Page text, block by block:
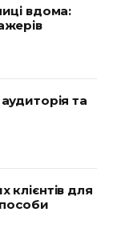
вдома:
та
клієнтів для